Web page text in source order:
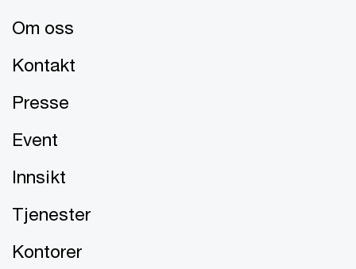
Om oss
Kontakt
Presse
Event
Innsikt
Tjenester
Kontorer